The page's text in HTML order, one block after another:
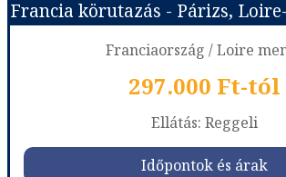
Franciaország / Loire
297.000 Ft-tól
Ellátás: Reggeli
Időpontok és árak